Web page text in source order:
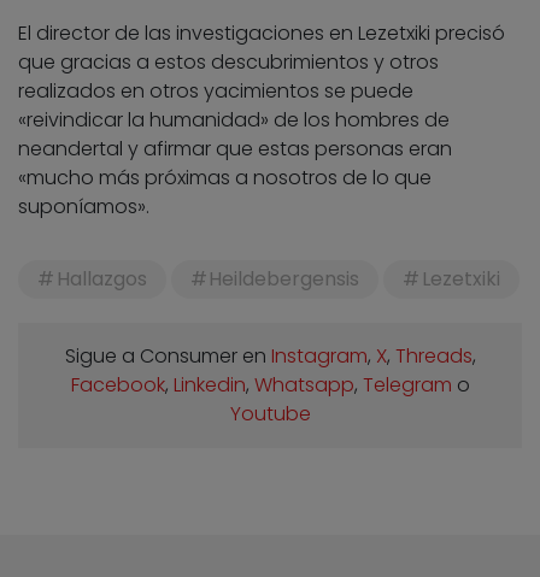
El director de las investigaciones en Lezetxiki precisó
que gracias a estos descubrimientos y otros
realizados en otros yacimientos se puede
«reivindicar la humanidad» de los hombres de
neandertal y afirmar que estas personas eran
«mucho más próximas a nosotros de lo que
suponíamos».
Hallazgos Heildebergensis Lezetxiki
Sigue a Consumer en Instagram, X, Threads,
Facebook, Linkedin, Whatsapp, Telegram o
Youtube